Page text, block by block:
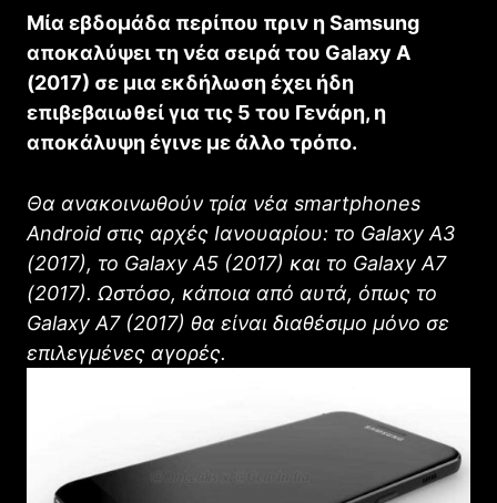
Μία εβδομάδα περίπου πριν η Samsung
αποκαλύψει τη νέα σειρά του Galaxy A
(2017) σε μια εκδήλωση έχει ήδη
επιβεβαιωθεί για τις 5 του Γενάρη, η
αποκάλυψη έγινε με άλλο τρόπο.
Θα ανακοινωθούν τρία νέα smartphones
Android στις αρχές Ιανουαρίου: το Galaxy Α3
(2017), το Galaxy A5 (2017) και το Galaxy Α7
(2017). Ωστόσο, κάποια από αυτά, όπως το
Galaxy Α7 (2017) θα είναι διαθέσιμο μόνο σε
επιλεγμένες αγορές.